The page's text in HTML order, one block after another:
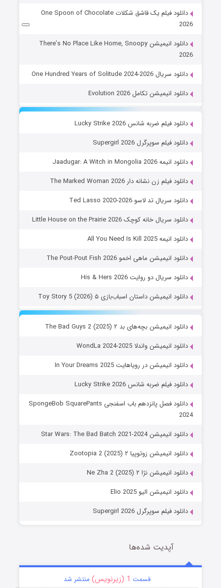
دانلود فیلم یک قاشق شکلات One Spoon of Chocolate
2026
دانلود انیمیشن There’s No Place Like Home, Snoopy
2026
دانلود سریال One Hundred Years of Solitude 2024-2026
دانلود انیمیشن تکامل Evolution 2026
دانلود فیلم ضربه شانس Lucky Strike 2026
دانلود فیلم سوپرگرل Supergirl 2026
دانلود انیمه Jaadugar: A Witch in Mongolia 2026
دانلود فیلم زن نشانه دار The Marked Woman 2026
دانلود سریال تد لاسو Ted Lasso 2020-2026
دانلود سریال خانه کوچک Little House on the Prairie 2026
دانلود انیمه All You Need Is Kill 2025
دانلود انیمیشن ماهی اخمو The Pout-Pout Fish 2026
دانلود سریال دو روایت His & Hers 2026
دانلود انیمیشن داستان اسباب‌بازی ۵ Toy Story 5 (2026)
دانلود انیمیشن بچه‌های بد ۲ The Bad Guys 2 (2025)
دانلود انیمیشن واندلا WondLa 2024-2025
دانلود انیمیشن در رویاهایت In Your Dreams 2025
دانلود فیلم ضربه شانس Lucky Strike 2026
دانلود فصل پانزدهم باب اسفنجی SpongeBob SquarePants
2024
دانلود انیمیشن Star Wars: The Bad Batch 2021-2024
دانلود انیمیشن زوتوپیا ۲ Zootopia 2 (2025)
دانلود انیمیشن نژا ۲ Ne Zha 2 (2025)
دانلود انیمیشن الیو Elio 2025
دانلود فیلم سوپرگرل Supergirl 2026
آپدیت شده‌ها
قسمت 1 (زیرنویس) منتشر شد